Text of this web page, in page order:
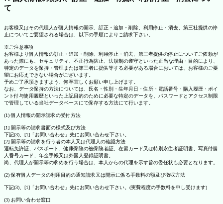
て
お客様又はその代理人が個人情報の開示、訂正・追加・削除、利用停止・消去、第三社提供の停
止についてご要望される場合は、以下の手順によりご請求下さい。
※ご注意事項
お客様より個人情報の訂正・追加・削除、利用停止・消去、第三者提供の停止についてご依頼が
あった際にも、セキュリティ、不正行為防止、法規制の遵守といった正当な理由・目的により、
特定のデータを保持・管理または第三者に提供等する必要がある場合においては、お客様のご要
望にお応えできない場合がございます。
予めご了承頂きますよう、何卒宜しくお願い申し上げます。
なお、データ保持の方法については、氏名・性別・生年月日・住所・電話番号・購入履歴・ポイ
ント付与使用履歴といった上記目的のために必要な特定のデータを、パスワードとアクセス制限
で管理している当社データベースにて保存する方法にて行います。
(1) 個人情報の開示請求の受付方法
[1] 開示等の請求書面の様式及び方法
下記(3)、[1]「お問い合わせ」先にお問い合わせ下さい。
[2] 開示等の請求を行う者の本人又は代理人の確認方法
運転免許証、パスポート、健康保険の被保険者証、在留カード又は特別永住者証明書、写真付個
人番号カード、年金手帳又は外国人登録証明書。
尚、代理人が開示等の求めを行う場合は、本人からの代理を示す旨の委任状も必要となります。
(2) 保有個人データの利用目的の通知請求又は開示に係る手数料の額及び徴収方法
下記(3)、[1]「お問い合わせ」先にお問い合わせ下さい。(実費程度の手数料を申し受けます)
(3) お問い合わせ窓口